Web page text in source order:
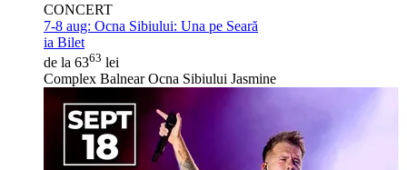
CONCERT
7-8 aug: Ocna Sibiului: Una pe Seară
ia Bilet
de la 6363 lei
Complex Balnear Ocna Sibiului Jasmine